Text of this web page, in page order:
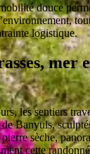
douce
logistique.
mer
les sentiers
de Banyuls,
sèche,
cette